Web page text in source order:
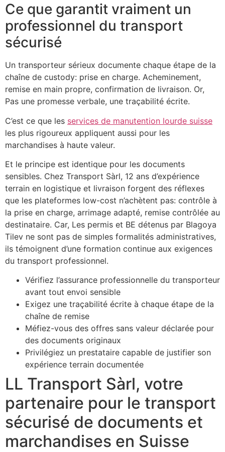
Ce que garantit vraiment un
professionnel du transport
sécurisé
Un transporteur sérieux documente chaque étape de la
chaîne de custody: prise en charge. Acheminement,
remise en main propre, confirmation de livraison. Or,
Pas une promesse verbale, une traçabilité écrite.
C’est ce que les services de manutention lourde suisse
les plus rigoureux appliquent aussi pour les
marchandises à haute valeur.
Et le principe est identique pour les documents
sensibles. Chez Transport Sàrl, 12 ans d’expérience
terrain en logistique et livraison forgent des réflexes
que les plateformes low-cost n’achètent pas: contrôle à
la prise en charge, arrimage adapté, remise contrôlée au
destinataire. Car, Les permis et BE détenus par Blagoya
Tilev ne sont pas de simples formalités administratives,
ils témoignent d’une formation continue aux exigences
du transport professionnel.
Vérifiez l’assurance professionnelle du transporteur
avant tout envoi sensible
Exigez une traçabilité écrite à chaque étape de la
chaîne de remise
Méfiez-vous des offres sans valeur déclarée pour
des documents originaux
Privilégiez un prestataire capable de justifier son
expérience terrain documentée
LL Transport Sàrl, votre
partenaire pour le transport
sécurisé de documents et
marchandises en Suisse